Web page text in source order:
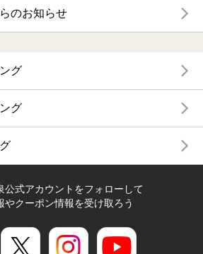
のお知らせ
グ
グ
公式アカウントをフォローして
やクーポン情報を受け取ろう